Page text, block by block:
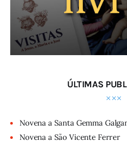
ÚLTIMAS
Novena a Santa Gemma
Novena a São Vicente Ferrer